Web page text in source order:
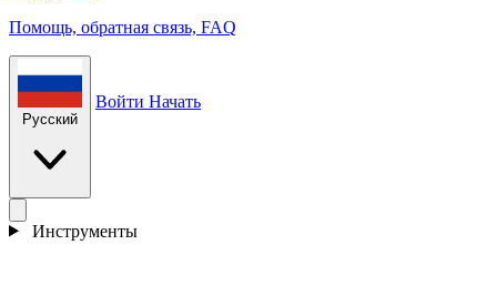
Помощь, обратная связь, FAQ
Русский
Войти Начать
Инструменты